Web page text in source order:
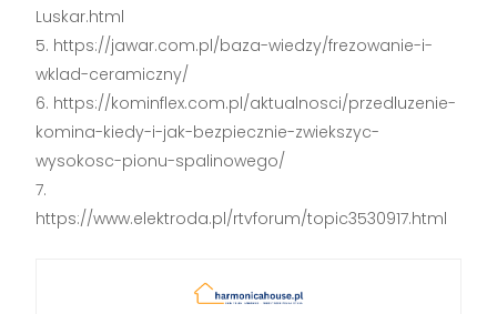
Luskar.html
https://jawar.com.pl/baza-wiedzy/frezowanie-i-
wklad-ceramiczny/
https://kominflex.com.pl/aktualnosci/przedluzenie-
komina-kiedy-i-jak-bezpiecznie-zwiekszyc-
wysokosc-pionu-spalinowego/
https://www.elektroda.pl/rtvforum/topic3530917.html